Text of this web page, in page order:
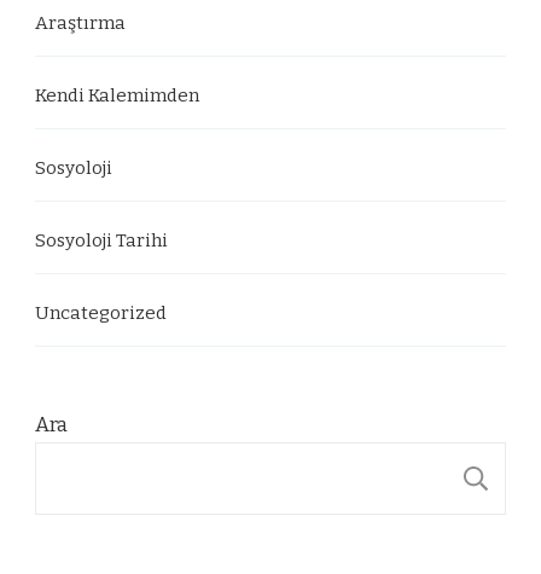
Araştırma
Kendi Kalemimden
Sosyoloji
Sosyoloji Tarihi
Uncategorized
Ara